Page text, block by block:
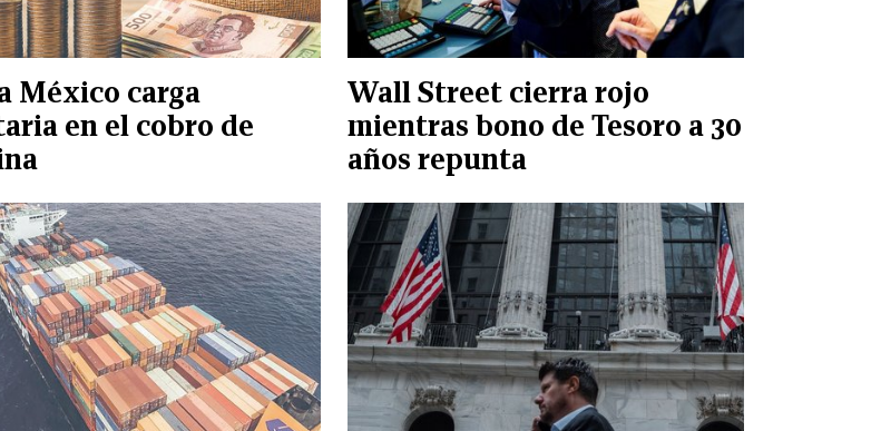
México carga
en el cobro de
Wall Street cierra rojo
mientras bono de Tesoro a 30
años repunta